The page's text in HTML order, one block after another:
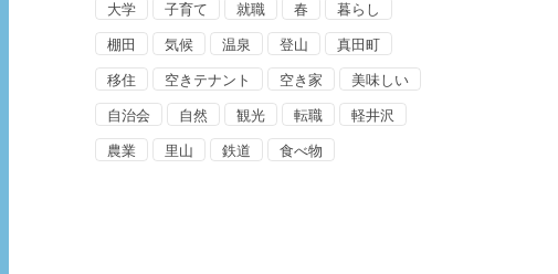
大学 子育て 就職 春 暮らし
棚田 気候 温泉 登山 真田町
移住 空きテナント 空き家 美味しい
自治会 自然 観光 転職 軽井沢
農業 里山 鉄道 食べ物